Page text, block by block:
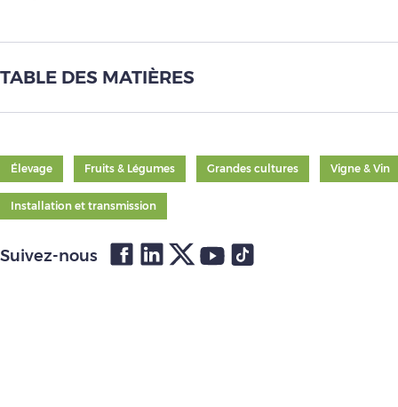
TABLE DES MATIÈRES
Élevage Fruits & Légumes Grandes cultures Vigne & Vin
Installation et transmission
Suivez-nous